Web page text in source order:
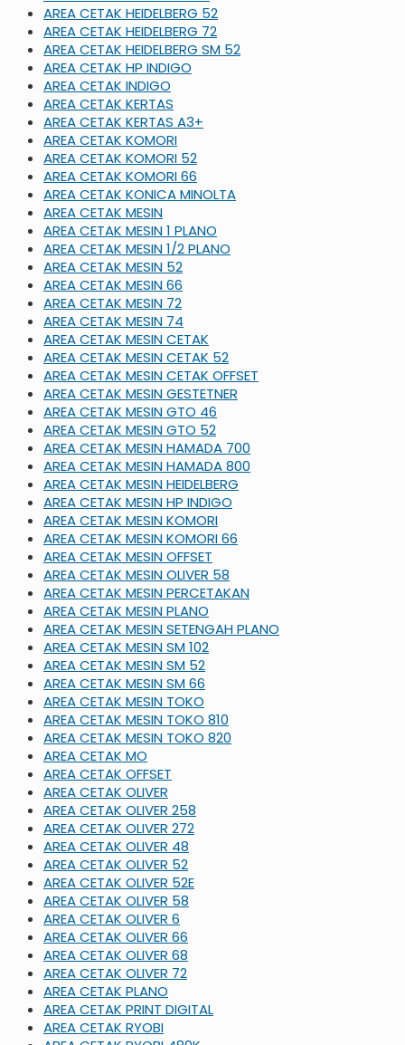
AREA CETAK HEIDELBERG 52
AREA CETAK HEIDELBERG 72
AREA CETAK HEIDELBERG SM 52
AREA CETAK HP INDIGO
AREA CETAK INDIGO
AREA CETAK KERTAS
AREA CETAK KERTAS A3+
AREA CETAK KOMORI
AREA CETAK KOMORI 52
AREA CETAK KOMORI 66
AREA CETAK KONICA MINOLTA
AREA CETAK MESIN
AREA CETAK MESIN 1 PLANO
AREA CETAK MESIN 1/2 PLANO
AREA CETAK MESIN 52
AREA CETAK MESIN 66
AREA CETAK MESIN 72
AREA CETAK MESIN 74
AREA CETAK MESIN CETAK
AREA CETAK MESIN CETAK 52
AREA CETAK MESIN CETAK OFFSET
AREA CETAK MESIN GESTETNER
AREA CETAK MESIN GTO 46
AREA CETAK MESIN GTO 52
AREA CETAK MESIN HAMADA 700
AREA CETAK MESIN HAMADA 800
AREA CETAK MESIN HEIDELBERG
AREA CETAK MESIN HP INDIGO
AREA CETAK MESIN KOMORI
AREA CETAK MESIN KOMORI 66
AREA CETAK MESIN OFFSET
AREA CETAK MESIN OLIVER 58
AREA CETAK MESIN PERCETAKAN
AREA CETAK MESIN PLANO
AREA CETAK MESIN SETENGAH PLANO
AREA CETAK MESIN SM 102
AREA CETAK MESIN SM 52
AREA CETAK MESIN SM 66
AREA CETAK MESIN TOKO
AREA CETAK MESIN TOKO 810
AREA CETAK MESIN TOKO 820
AREA CETAK MO
AREA CETAK OFFSET
AREA CETAK OLIVER
AREA CETAK OLIVER 258
AREA CETAK OLIVER 272
AREA CETAK OLIVER 48
AREA CETAK OLIVER 52
AREA CETAK OLIVER 52E
AREA CETAK OLIVER 58
AREA CETAK OLIVER 6
AREA CETAK OLIVER 66
AREA CETAK OLIVER 68
AREA CETAK OLIVER 72
AREA CETAK PLANO
AREA CETAK PRINT DIGITAL
AREA CETAK RYOBI